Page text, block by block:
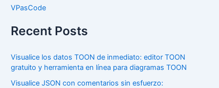
VPasCode
Recent Posts
Visualice los datos TOON de inmediato: editor TOON
gratuito y herramienta en línea para diagramas TOON
Visualice JSON con comentarios sin esfuerzo: